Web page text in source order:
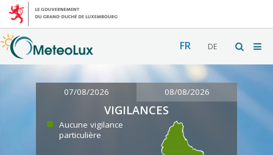
FR DE
07/08/2026 08/08/2026
VIGILANCES
Aucune vigilance
particulière